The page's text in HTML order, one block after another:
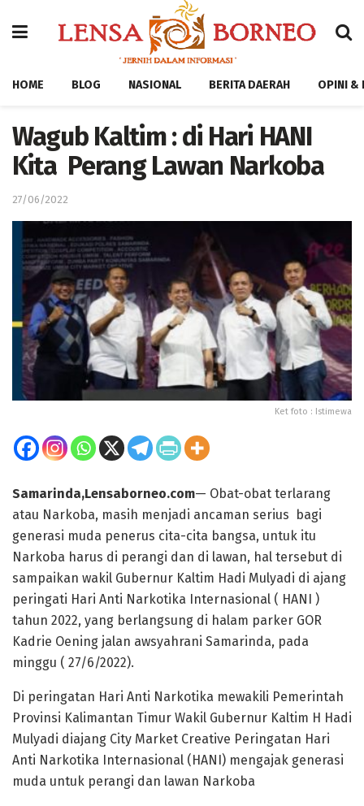
HOME BLOG NASIONAL BERITA DAERAH OPINI &
Wagub Kaltim : di Hari HANI
Kita Perang Lawan Narkoba
27/06/2022
Ket foto : Istimewa
Samarinda,Lensaborneo.com— Obat-obat terlarang
atau Narkoba, masih menjadi ancaman serius bagi
generasi muda penerus cita-cita bangsa, untuk itu
Narkoba harus di perangi dan di lawan, hal tersebut di
sampaikan wakil Gubernur Kaltim Hadi Mulyadi di ajang
peringati Hari Anti Narkotika Internasional ( HANI )
tahun 2022, yang berlangsung di halam parker GOR
Kadrie Oening jalan awsyahrani Samarinda, pada
minggu ( 27/6/2022).
Di peringatan Hari Anti Narkotika mewakili Pemerintah
Provinsi Kalimantan Timur Wakil Gubernur Kaltim H Hadi
Mulyadi diajang City Market Creative Peringatan Hari
Anti Narkotika Internasional (HANI) mengajak generasi
muda untuk perangi dan lawan Narkoba